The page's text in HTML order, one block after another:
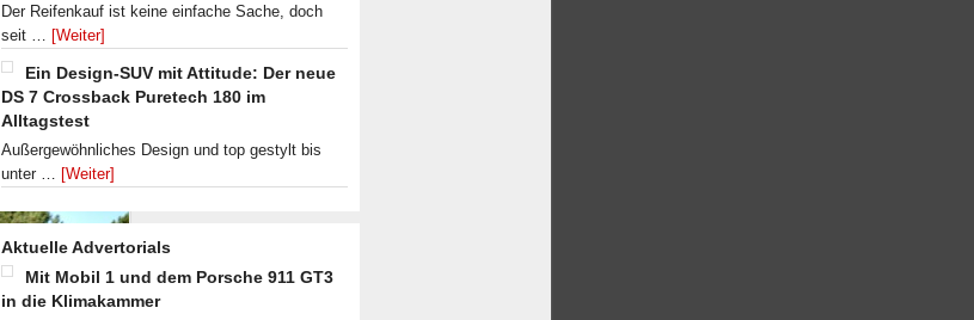
Der Reifenkauf ist keine einfache Sache, doch
seit … [Weiter]
Ein Design-SUV mit Attitude: Der neue
DS 7 Crossback Puretech 180 im
Alltagstest
Außergewöhnliches Design und top gestylt bis
unter … [Weiter]
Aktuelle Advertorials
Mit Mobil 1 und dem Porsche 911 GT3
in die Klimakammer